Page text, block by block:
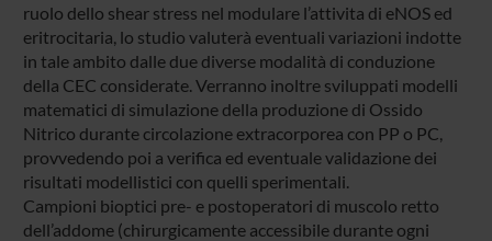
ruolo dello shear stress nel modulare l’attivita di eNOS ed
eritrocitaria, lo studio valuterà eventuali variazioni indotte
in tale ambito dalle due diverse modalità di conduzione
della CEC considerate. Verranno inoltre sviluppati modelli
matematici di simulazione della produzione di Ossido
Nitrico durante circolazione extracorporea con PP o PC,
provvedendo poi a verifica ed eventuale validazione dei
risultati modellistici con quelli sperimentali.
Campioni bioptici pre- e postoperatori di muscolo retto
dell’addome (chirurgicamente accessibile durante ogni